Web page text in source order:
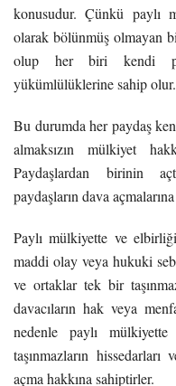
konusudur. Çünkü paylı
olarak bölünmüş olmayan
olup her biri kendi
yükümlülüklerine sahip olur.
Bu durumda her paydaş
almaksızın mülkiyet
Paydaşlardan birinin
paydaşların dava
Paylı mülkiyette ve
maddi olay veya hukuki
ve ortaklar tek bir
davacıların hak veya
nedenle paylı
taşınmazların
açma hakkına sahiptirler.